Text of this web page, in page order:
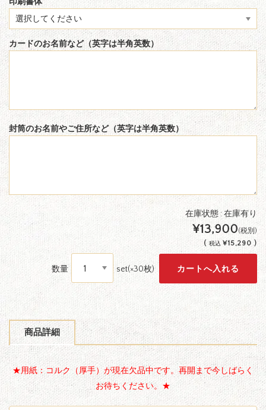
カードのお名前など（英字は半角英数）
封筒のお名前やご住所など（英字は半角英数）
在庫状態 : 在庫有り
¥13,900(税別)
( 税込 ¥15,290 )
数量 set(×30枚)
商品詳細
★用紙：コルク（厚手）が現在欠品中です。再開まで今しばらく
お待ちください。★